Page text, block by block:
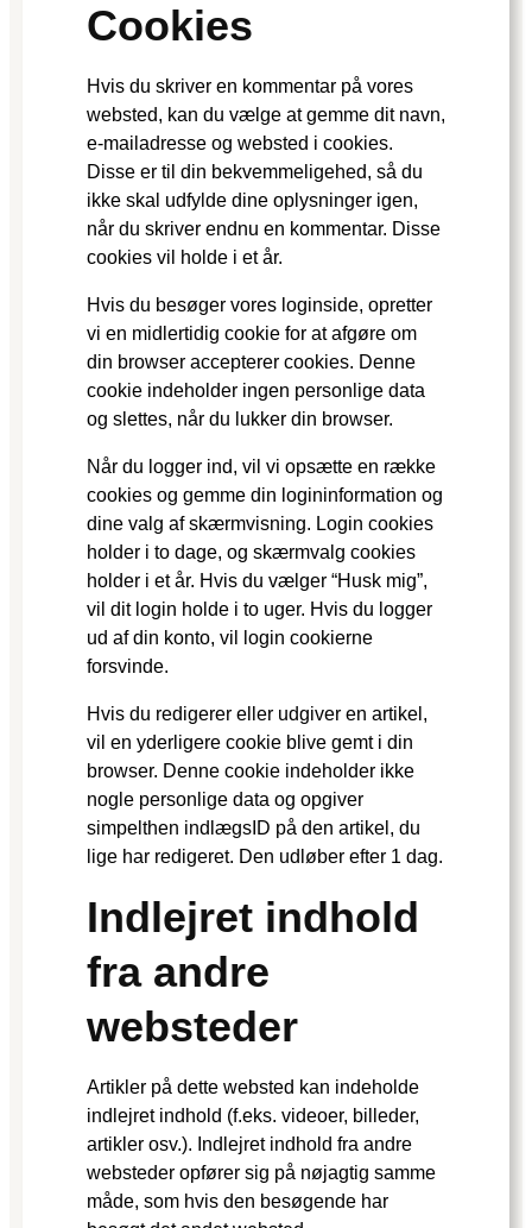
Cookies
Hvis du skriver en kommentar på vores
websted, kan du vælge at gemme dit navn,
e-mailadresse og websted i cookies.
Disse er til din bekvemmeligehed, så du
ikke skal udfylde dine oplysninger igen,
når du skriver endnu en kommentar. Disse
cookies vil holde i et år.
Hvis du besøger vores loginside, opretter
vi en midlertidig cookie for at afgøre om
din browser accepterer cookies. Denne
cookie indeholder ingen personlige data
og slettes, når du lukker din browser.
Når du logger ind, vil vi opsætte en række
cookies og gemme din logininformation og
dine valg af skærmvisning. Login cookies
holder i to dage, og skærmvalg cookies
holder i et år. Hvis du vælger “Husk mig”,
vil dit login holde i to uger. Hvis du logger
ud af din konto, vil login cookierne
forsvinde.
Hvis du redigerer eller udgiver en artikel,
vil en yderligere cookie blive gemt i din
browser. Denne cookie indeholder ikke
nogle personlige data og opgiver
simpelthen indlægsID på den artikel, du
lige har redigeret. Den udløber efter 1 dag.
Indlejret indhold
fra andre
websteder
Artikler på dette websted kan indeholde
indlejret indhold (f.eks. videoer, billeder,
artikler osv.). Indlejret indhold fra andre
websteder opfører sig på nøjagtig samme
måde, som hvis den besøgende har